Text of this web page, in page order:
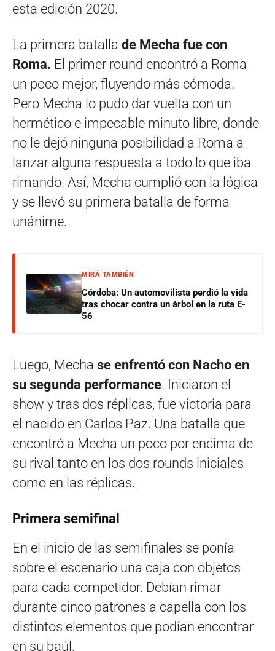
esta edición 2020.
La primera batalla de Mecha fue con
Roma. El primer round encontró a Roma
un poco mejor, fluyendo más cómoda.
Pero Mecha lo pudo dar vuelta con un
hermético e impecable minuto libre, donde
no le dejó ninguna posibilidad a Roma a
lanzar alguna respuesta a todo lo que iba
rimando. Así, Mecha cumplió con la lógica
y se llevó su primera batalla de forma
unánime.
MIRÁ TAMBIÉN
Córdoba: Un automovilista perdió la vida
tras chocar contra un árbol en la ruta E-
56
Luego, Mecha se enfrentó con Nacho en
su segunda performance. Iniciaron el
show y tras dos réplicas, fue victoria para
el nacido en Carlos Paz. Una batalla que
encontró a Mecha un poco por encima de
su rival tanto en los dos rounds iniciales
como en las réplicas.
Primera semifinal
En el inicio de las semifinales se ponía
sobre el escenario una caja con objetos
para cada competidor. Debían rimar
durante cinco patrones a capella con los
distintos elementos que podían encontrar
en su baúl.